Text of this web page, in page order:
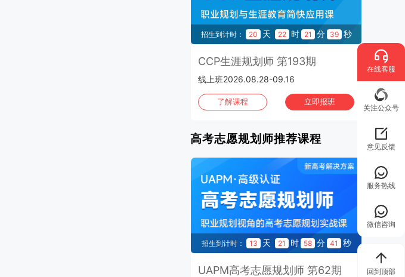
CCP生涯规划师 第195期
2026.10.02-2026.10.21 | 线上班
UAPM高考志愿规划师 第65期
2026.10.13-2026.11.05 | 线上班
CCP生涯规划师 第196期
2026.10.30-2026.11.01 | 上海班
招生到计时： 20 天 22 时 21 分 39 秒
CCP生涯规划师 第193期
线上班2026.08.28-09.16
了解课程 立即报班
上
高考志愿规划师推荐课程
招生到计时： 13 天 21 时 58 分 41 秒
UAPM高考志愿规划师 第62期
在线客服
关注公众号
意见反馈
服务热线
微信咨询
回到顶部